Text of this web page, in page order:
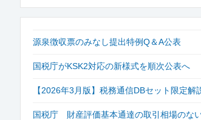
源泉徴収票のみなし提出特例Q＆A公表
国税庁がKSK2対応の新様式を順次公表へ
【2026年3月版】税務通信DBセット限定
国税庁 財産評価基本通達の取引相場のな